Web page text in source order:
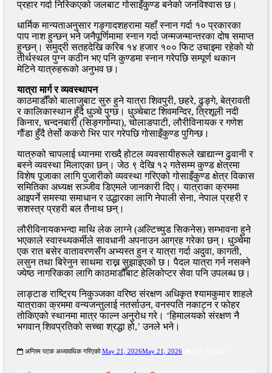
प्रहार गर्दा निस्किएको जलबाट गोसाइँकुण्ड बनेको जनविश्वास छ।
धार्मिक मान्यताअनुसार गङ्गादशहरामा यहाँ स्नान गर्दा १० प्रकारका
पाप नाश हुन्छन् भने जनैपूर्णिमामा स्नान गर्दा जन्मजन्मान्तरका दोष समाप्त
हुन्छन्। समुद्री सतहदेखि करिब १४ हजार १०० फिट उचाइमा रहेको यो
तीर्थस्थल पुग्न कठीन भए पनि कुण्डमा स्नान गरेपछि सम्पूर्ण थकान
मेटिने यात्रुहरूको अनुभव छ।
यात्रा मार्ग र व्यवस्थापन
काठमाडौँको बालाजुबाट सुरु हुने यात्रा शिवपुरी, छहरे, ढुङ्गे, बेत्रावती
र कालिकास्थान हुँदै धुञ्चे पुग्छ। धुञ्चेबाट शिवमन्दिर, त्रिशूली नदी
किनार, चन्दनबारी (सिङ्गगोम्पा), चोलाङपाटी, लौरीविनायक र गणेश
गौंडा हुँदै तेर्सो ककरो भिर पार गरेपछि गोसाइँकुण्ड पुगिन्छ।
यात्रुको चापलाई ध्यानमा राख्दै होटल व्यवसायीहरूले खाद्यान्न ढुवानी र
बस्ने व्यवस्था मिलाएका छन्। जेठ ९ देखि १२ गतेसम्म कुण्ड क्षेत्रमा
विशेष पूजाका लागि पुजारीको व्यवस्था गरिएको गोसाइँकुण्ड क्षेत्र विकास
समितिका अध्यक्ष सञ्जीव डिएमले जानकारी दिए। यात्राका क्रममा
आइपर्ने समस्या समाधान र उद्धारका लागि नेपाली सेना, नेपाल प्रहरी र
सशस्त्र प्रहरी बल तैनाथ छन्।
लौरीविनायकभन्दा माथि लेक लाग्ने (अल्टिच्युड सिकनेस) सम्भावना हुने
भएकाले स्वास्थ्यकर्मीले सावधानी अपनाउन आग्रह गरेका छन्। धुञ्चेमा
एक रात बसेर वातावरणसँग अभ्यस्त हुन र यात्रा गर्दा अदुवा, कागती,
लसुन तथा बिरेनुन साथमा राख्न सुझाइएको छ। पैदल यात्रा गर्न नसक्ने
ज्येष्ठ नागरिकका लागि काठमाडौँबाट हेलिकोप्टर सेवा पनि उपलब्ध छ।
लाङ्टाङ राष्ट्रिय निकुञ्जका वरिष्ठ संरक्षण अधिकृत श्यामकुमार शाहले
यात्राका क्रममा वन्यजन्तुलाई नतर्साउन, वनस्पति नकाट्न र फोहर
तोकिएको स्थानमा मात्र फाल्न अनुरोध गरे। ‘हिमालयको संरक्षण नै
भगवान् शिवप्रतिको सच्चा श्रद्धा हो,’ उनले भने।
अन्तिम पटक अध्यावधिक गरिएको May 21, 2026May 21, 2026